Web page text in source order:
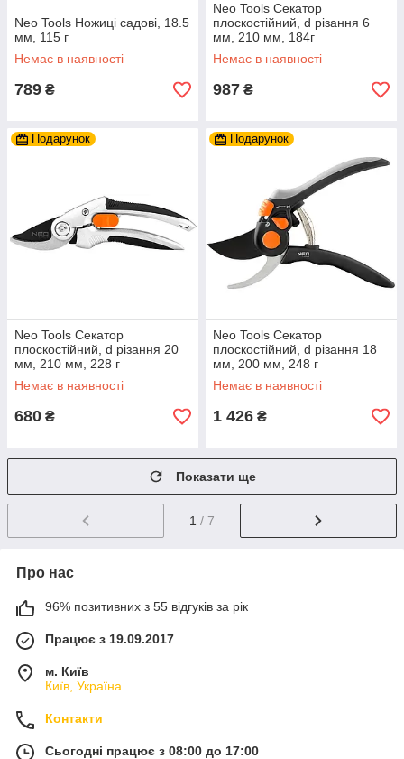
Neo Tools Ножиці садові, 18.5
мм, 115 г
Немає в наявності
789 ₴
Neo Tools Секатор
плоскостійний, d різання 6
мм, 210 мм, 184г
Немає в наявності
987 ₴
Подарунок
Neo Tools Секатор
плоскостійний, d різання 20
мм, 210 мм, 228 г
Немає в наявності
680 ₴
Подарунок
Neo Tools Секатор
плоскостійний, d різання 18
мм, 200 мм, 248 г
Немає в наявності
1 426 ₴
Показати ще
1 / 7
Про нас
96% позитивних з 55 відгуків за рік
Працює з 19.09.2017
м. Київ
Київ, Україна
Контакти
Сьогодні працює з 08:00 до 17:00